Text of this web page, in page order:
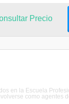
Precio
en la Escuela
como agentes